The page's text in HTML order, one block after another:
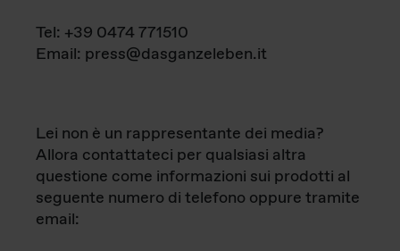
Tel: +39 0474 771510
Email: press@dasganzeleben.it
Lei non è un rappresentante dei media?
Allora contattateci per qualsiasi altra
questione come informazioni sui prodotti al
seguente numero di telefono oppure tramite
email: